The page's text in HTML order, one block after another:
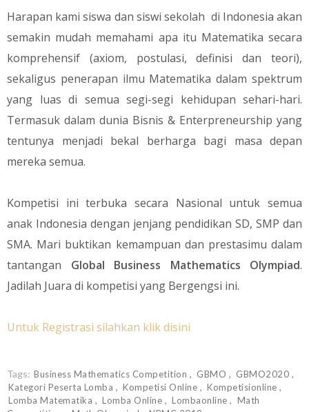
Harapan kami siswa dan siswi sekolah di Indonesia akan
semakin mudah memahami apa itu Matematika secara
komprehensif (axiom, postulasi, definisi dan teori),
sekaligus penerapan ilmu Matematika dalam spektrum
yang luas di semua segi-segi kehidupan sehari-hari.
Termasuk dalam dunia Bisnis & Enterpreneurship yang
tentunya menjadi bekal berharga bagi masa depan
mereka semua.
Kompetisi ini terbuka secara Nasional untuk semua
anak Indonesia dengan jenjang pendidikan SD, SMP dan
SMA. Mari buktikan kemampuan dan prestasimu dalam
tantangan Global Business Mathematics Olympiad.
Jadilah Juara di kompetisi yang Bergengsi ini.
Untuk Registrasi silahkan klik disini
Tags: Business Mathematics Competition GBMO
GBMO2020
Kategori Peserta Lomba
Kompetisi Online
Kompetisionline
Lomba Matematika
Lomba Online Lombaonline
Math